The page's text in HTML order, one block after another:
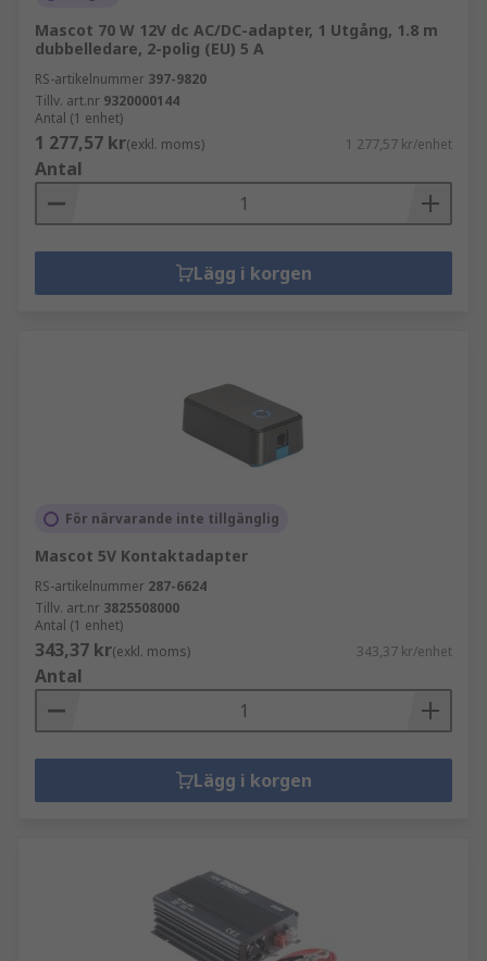
Mascot 70 W 12V dc AC/DC-adapter, 1 Utgång, 1.8 m
dubbelledare, 2-polig (EU) 5 A
RS-artikelnummer 397-9820
Tillv. art.nr 9320000144
Antal (1 enhet)
1 277,57 kr(exkl. moms) 1 277,57 kr/enhet
Antal
Lägg i korgen
För närvarande inte tillgänglig
Mascot 5V Kontaktadapter
RS-artikelnummer 287-6624
Tillv. art.nr 3825508000
Antal (1 enhet)
343,37 kr(exkl. moms) 343,37 kr/enhet
Antal
Lägg i korgen